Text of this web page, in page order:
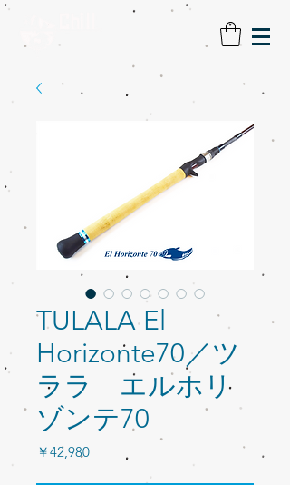
TULALA El
Horizonte70／ツ
ララ エルホリ
ゾンテ70
￥42,980価